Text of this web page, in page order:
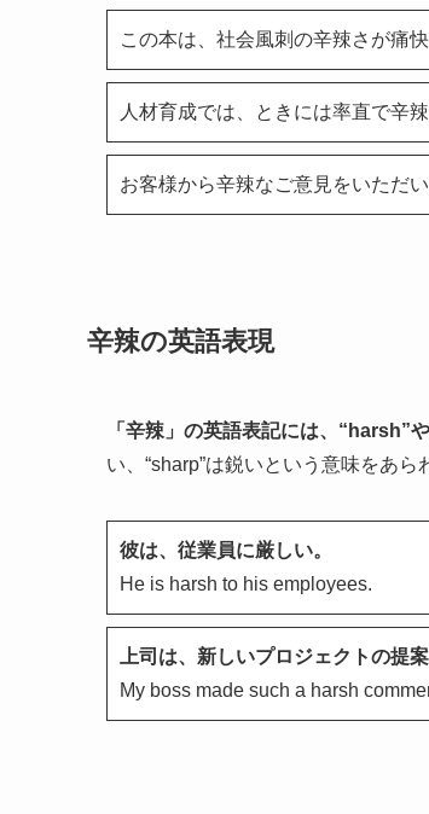
この本は、社会風刺の辛辣さが痛
人材育成では、ときには率直で辛
お客様から辛辣なご意見をいただ
辛辣の英語表現
「辛辣」の英語表記には、“harsh”
い、“sharp”は鋭いという意味をあら
彼は、従業員に厳しい。
He is harsh to his employees.
上司は、新しいプロジェクトの提
My boss made such a harsh